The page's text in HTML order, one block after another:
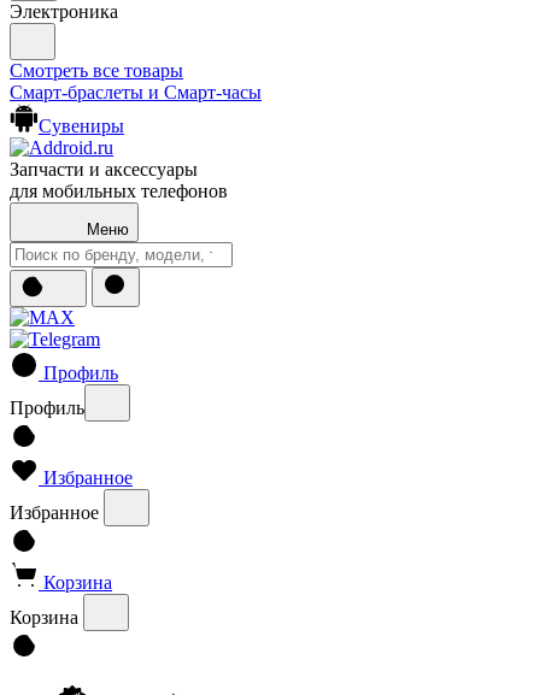
Электроника
Смотреть все товары
Смарт-браслеты и Смарт-часы
Сувениры
Запчасти и аксессуары
для мобильных телефонов
Меню
Профиль
Профиль
Избранное
Избранное
Корзина
Корзина